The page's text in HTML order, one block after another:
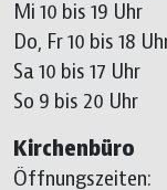
Mi 10 bis 19 Uhr
Do, Fr 10 bis 18
Sa 10 bis 17 Uhr
So 9 bis 20 Uhr
Kirchenbüro
Öffnungszeiten: